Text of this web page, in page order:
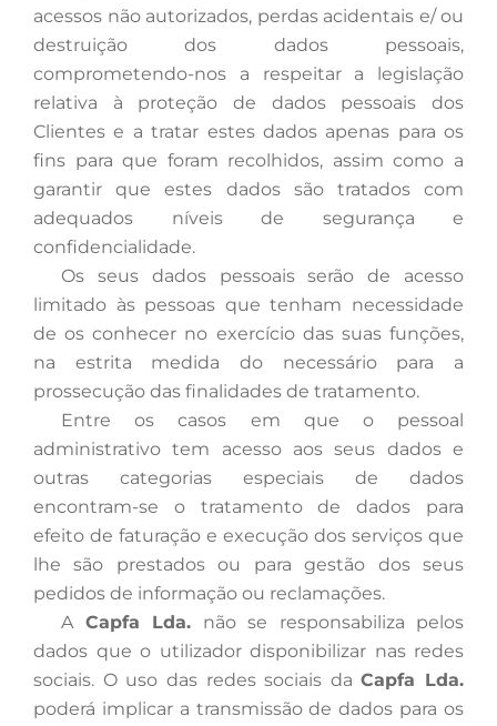
acessos não autorizados, perdas acidentais e/ ou
destruição dos dados pessoais,
comprometendo-nos a respeitar a legislação
relativa à proteção de dados pessoais dos
Clientes e a tratar estes dados apenas para os
fins para que foram recolhidos, assim como a
garantir que estes dados são tratados com
adequados níveis de segurança e
confidencialidade.
Os seus dados pessoais serão de acesso
limitado às pessoas que tenham necessidade
de os conhecer no exercício das suas funções,
na estrita medida do necessário para a
prossecução das finalidades de tratamento.
Entre os casos em que o pessoal
administrativo tem acesso aos seus dados e
outras categorias especiais de dados
encontram-se o tratamento de dados para
efeito de faturação e execução dos serviços que
lhe são prestados ou para gestão dos seus
pedidos de informação ou reclamações.
A Capfa Lda. não se responsabiliza pelos
dados que o utilizador disponibilizar nas redes
sociais. O uso das redes sociais daCapfa Lda.
poderá implicar a transmissão de dados para os